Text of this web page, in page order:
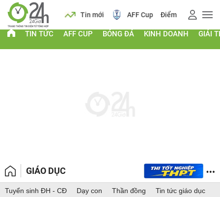
Lịch Tin mới AFF Cup Điểm chuẩn 2026
TIN TỨC AFF CUP BÓNG ĐÁ KINH DOANH GIẢI
GIÁO DỤC
Tuyển sinh ĐH - CĐ Dạy con Thần đồng Tin tức giáo dục